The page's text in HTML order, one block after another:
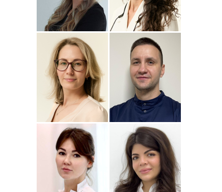
Подробнеео Полина
Соколовская
Стоматолог-терапевт
Подробнее о
Прохорова
Анастасия
Стоматолог-терапевт
Подробнеео
Сейфетдинова
Юлия
Стоматолог-ортодонт
Подробнеео
Симонов
Стоматолог детский